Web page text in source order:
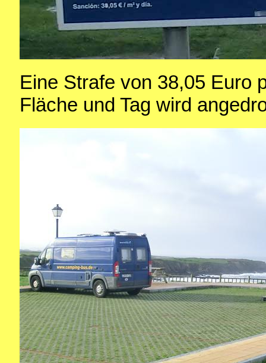
Eine Strafe von 38,05 Euro
Fläche und Tag wird